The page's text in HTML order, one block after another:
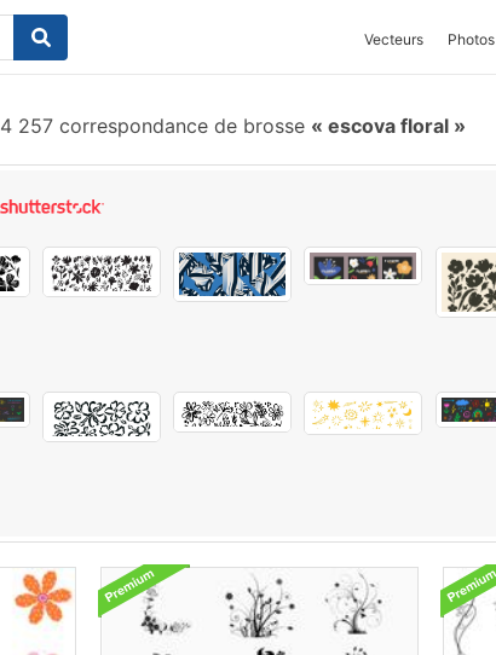
Vecteurs Photos
4 257 correspondance de brosse escova floral